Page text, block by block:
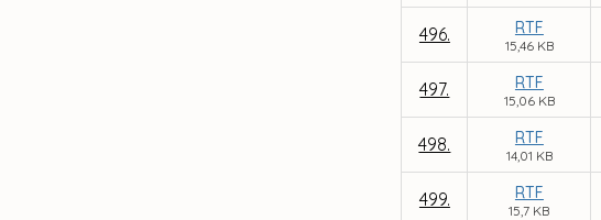
496. RTF
15,46 KB
497. RTF
15,06 KB
498. RTF
14,01 KB
499. RTF
15,7 KB